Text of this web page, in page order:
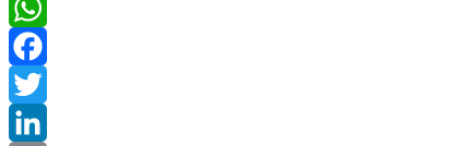
WhatsApp
Facebook
Twitter